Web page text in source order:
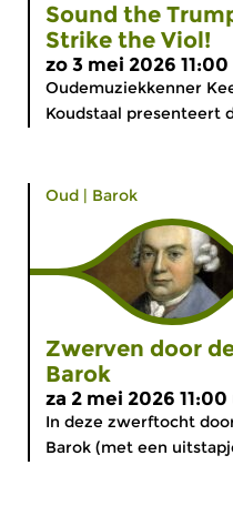
Sound the
Strike the Viol!
zo 3 mei 2026
Oudemuziekkenner
Koudstaal presenteert
Oud | Barok
Zwerven door
Barok
za 2 mei 2026
In deze zwerftocht
Barok (met een